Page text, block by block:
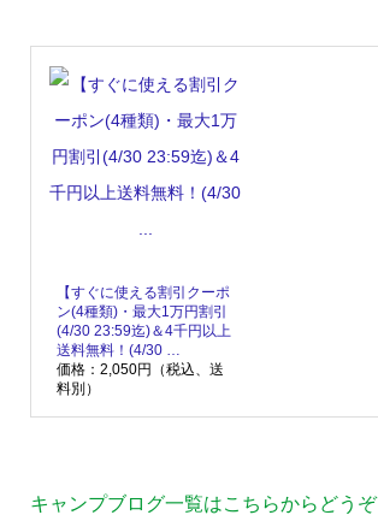
【すぐに使える割引クーポ
ン(4種類)・最大1万円割引
(4/30 23:59迄)＆4千円以上
送料無料！(4/30 …
価格：2,050円（税込、送
料別）
キャンプブログ一覧はこちらからどうぞ